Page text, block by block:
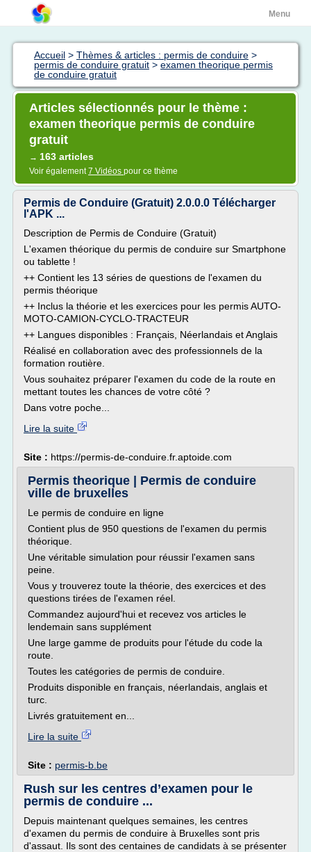
Menu
Accueil > Thèmes & articles : permis de conduire >
permis de conduire gratuit > examen theorique permis
de conduire gratuit
Articles sélectionnés pour le thème :
examen theorique permis de conduire
gratuit
→ 163 articles
Voir également7 Vidéos pour ce thème
Permis de Conduire (Gratuit) 2.0.0.0 Télécharger
l'APK ...
Description de Permis de Conduire (Gratuit)
L'examen théorique du permis de conduire sur Smartphone
ou tablette !
++ Contient les 13 séries de questions de l'examen du
permis théorique
++ Inclus la théorie et les exercices pour les permis AUTO-
MOTO-CAMION-CYCLO-TRACTEUR
++ Langues disponibles : Français, Néerlandais et Anglais
Réalisé en collaboration avec des professionnels de la
formation routière.
Vous souhaitez préparer l'examen du code de la route en
mettant toutes les chances de votre côté ?
Dans votre poche...
Lire la suite
Site : https://permis-de-conduire.fr.aptoide.com
Permis theorique | Permis de conduire
ville de bruxelles
Le permis de conduire en ligne
Contient plus de 950 questions de l'examen du permis
théorique.
Une véritable simulation pour réussir l'examen sans
peine.
Vous y trouverez toute la théorie, des exercices et des
questions tirées de l'examen réel.
Commandez aujourd'hui et recevez vos articles le
lendemain sans supplément
Une large gamme de produits pour l'étude du code la
route.
Toutes les catégories de permis de conduire.
Produits disponible en français, néerlandais, anglais et
turc.
Livrés gratuitement en...
Lire la suite
Site : permis-b.be
Rush sur les centres d’examen pour le
permis de conduire ...
Depuis maintenant quelques semaines, les centres
d'examen du permis de conduire à Bruxelles sont pris
d'assaut. Ils sont des centaines de candidats à se présenter